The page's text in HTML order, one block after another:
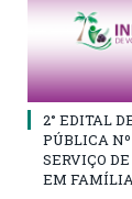
2° EDITAL
PÚBLICA
SERVIÇO
EM